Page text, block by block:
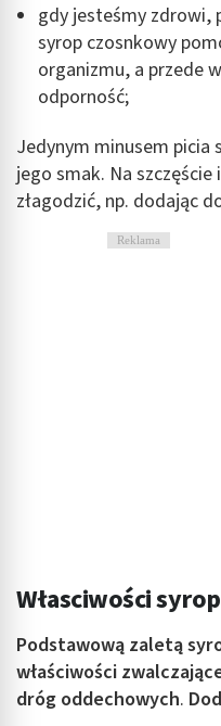
gdy jesteśmy zdrowi,
syrop czosnkowy
organizmu, a przede
odporność;
Jedynym minusem picia
jego smak. Na
złagodzić, np. dodając
Reklama
Własciwości
Podstawową zaletą
właściwości
dróg oddechowych.